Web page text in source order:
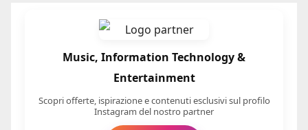
Music, Information Technology &
Entertainment
Scopri offerte, ispirazione e contenuti esclusivi sul profilo
Instagram del nostro partner